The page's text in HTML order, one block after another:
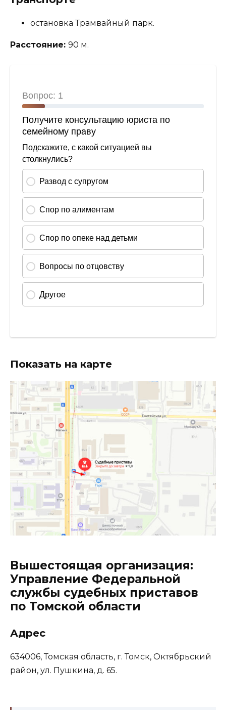
остановка Трамвайный парк.
Расстояние: 90 м.
Показать на карте
Вышестоящая организация:
Управление Федеральной
службы судебных приставов
по Томской области
Адрес
634006, Томская область, г. Томск, Октябрьский
район, ул. Пушкина, д. 65.